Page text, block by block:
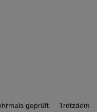
geprüft. Trotzdem